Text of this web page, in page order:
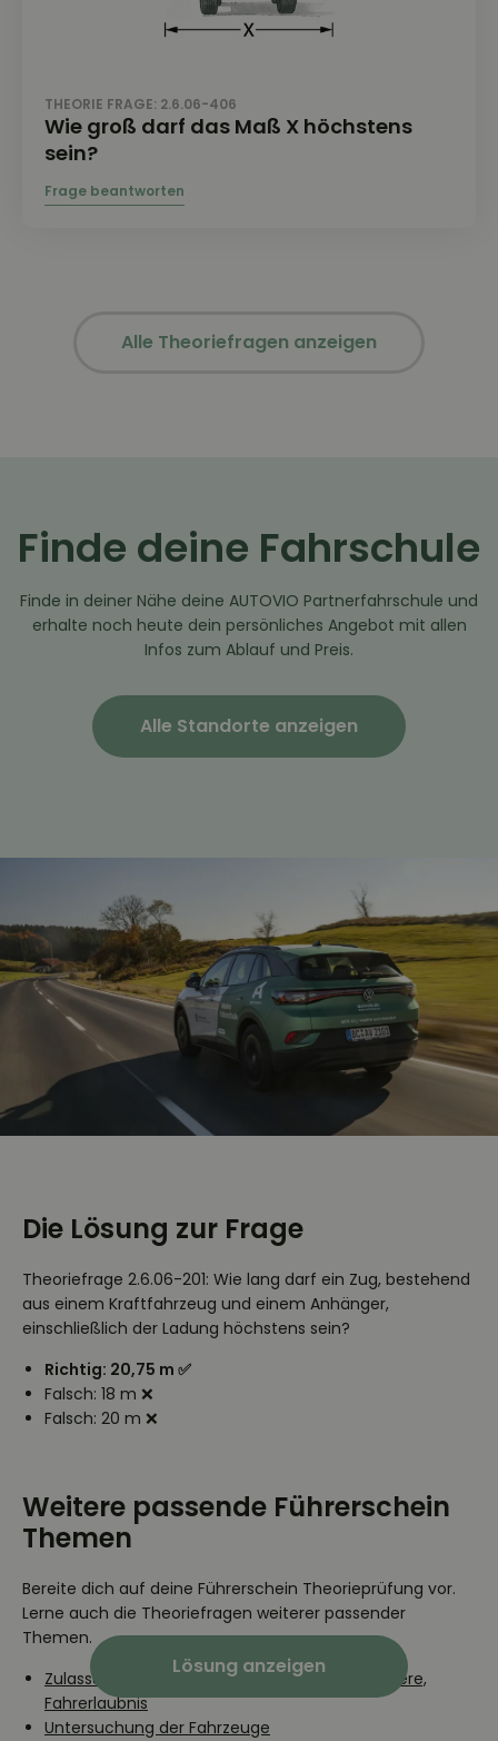
Lösung anzeigen
THEORIE FRAGE: 2.6.06-406
Wie groß darf das Maß X höchstens
sein?
Alle Theoriefragen anzeigen
Finde deine Fahrschule
Finde in deiner Nähe deine AUTOVIO Partnerfahrschule und
erhalte noch heute dein persönliches Angebot mit allen
Infos zum Ablauf und Preis.
Alle Standorte anzeigen
Die Lösung zur Frage
Theoriefrage 2.6.06-201: Wie lang darf ein Zug, bestehend
aus einem Kraftfahrzeug und einem Anhänger,
einschließlich der Ladung höchstens sein?
Richtig: 20,75 m ✅
Falsch: 18 m ❌
Falsch: 20 m ❌
Weitere passende Führerschein
Themen
Bereite dich auf deine Führerschein Theorieprüfung vor.
Lerne auch die Theoriefragen weiterer passender
Themen.
Zulassung zum Straßenverkehr, Fahrzeugpapiere,
Fahrerlaubnis
Untersuchung der Fahrzeuge